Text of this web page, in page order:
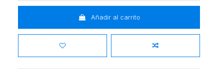
Añadir al carrito